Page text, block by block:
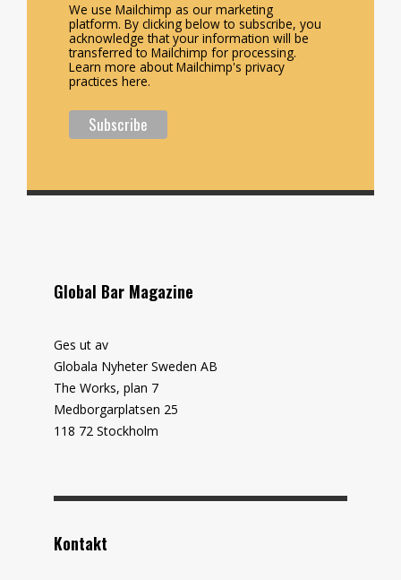
We use Mailchimp as our marketing
platform. By clicking below to subscribe, you
acknowledge that your information will be
transferred to Mailchimp for processing.
Learn more about Mailchimp's privacy
practices here.
Global Bar Magazine
Ges ut av
Globala Nyheter Sweden AB
The Works, plan 7
Medborgarplatsen 25
118 72 Stockholm
Kontakt